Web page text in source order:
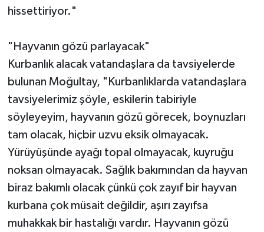
hissettiriyor."
"Hayvanın gözü parlayacak"
Kurbanlık alacak vatandaşlara da tavsiyelerde
bulunan Moğultay, "Kurbanlıklarda vatandaşlara
tavsiyelerimiz şöyle, eskilerin tabiriyle
söyleyeyim, hayvanın gözü görecek, boynuzları
tam olacak, hiçbir uzvu eksik olmayacak.
Yürüyüşünde ayağı topal olmayacak, kuyruğu
noksan olmayacak. Sağlık bakımından da hayvan
biraz bakımlı olacak çünkü çok zayıf bir hayvan
kurbana çok müsait değildir, aşırı zayıfsa
muhakkak bir hastalığı vardır. Hayvanın gözü